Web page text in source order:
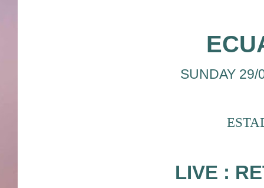
SUNDAY 29/
LIVE :